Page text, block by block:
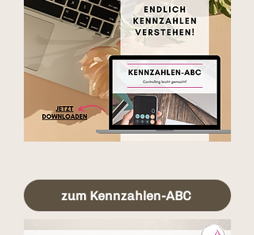
zum Kennzahlen-ABC